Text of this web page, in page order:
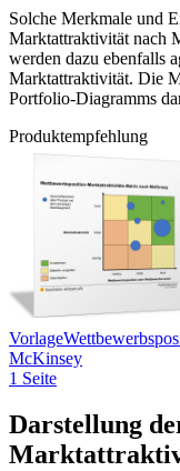
Solche Merkmale und
Marktattraktivität nach
werden dazu ebenfalls
Marktattraktivität. Die
Portfolio-Diagramms
Produktempfehlung
Vorlage
McKinsey
1 Seite
Darstellung